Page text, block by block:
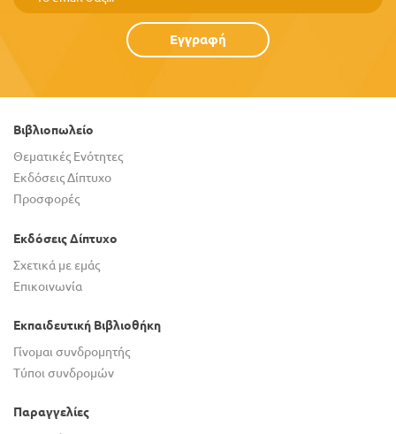
Εγγραφή
Βιβλιοπωλείο
Θεματικές Ενότητες
Εκδόσεις Δίπτυχο
Προσφορές
Εκδόσεις Δίπτυχο
Σχετικά με εμάς
Επικοινωνία
Εκπαιδευτική Βιβλιοθήκη
Γίνομαι συνδρομητής
Τύποι συνδρομών
Παραγγελίες